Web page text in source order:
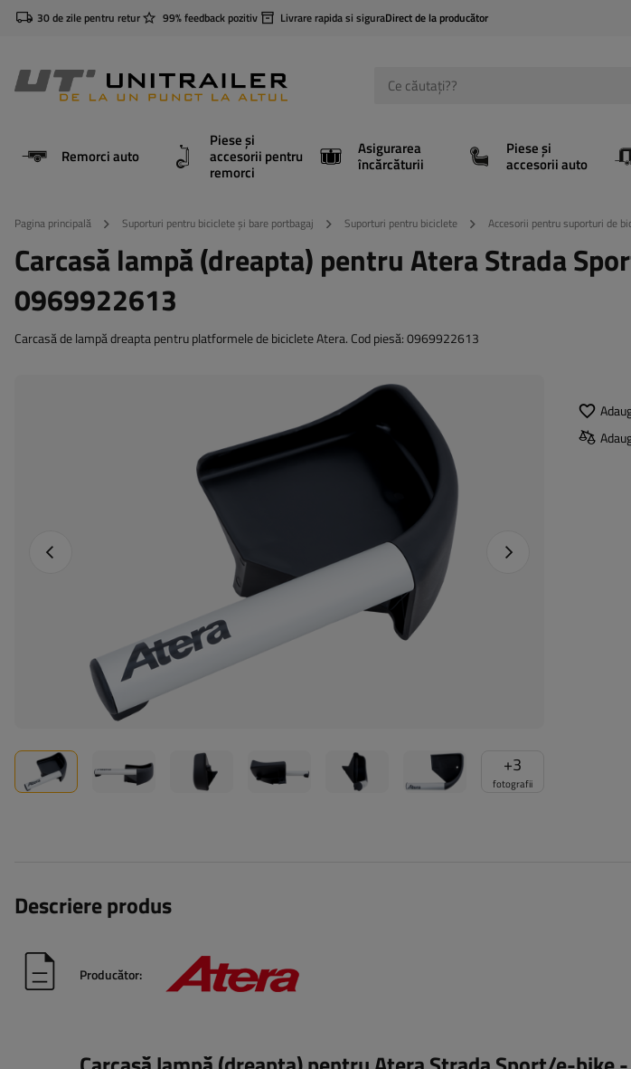
30 de zile pentru retur 99% feedback pozitiv Livrare rapida si siguraDirect de la producător
Remorci auto
Piese și
accesorii pentru
remorci
Asigurarea
încărcăturii
Piese și
accesorii auto
Pagina principală Suporturi pentru biciclete și bare portbagaj Suporturi pentru biciclete Accesorii pentru suporturi de
Carcasă lampă (dreapta) pentru Atera Strada
0969922613
Carcasă de lampă dreapta pentru platformele de biciclete Atera. Cod piesă: 0969922613
+3
fotografii
Fotografia anterioară Următoarea fotografie
Descriere produs
Producător: